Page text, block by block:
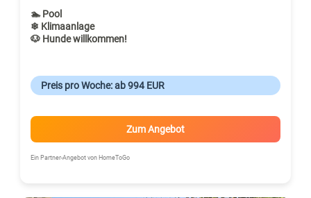
🏊 Pool
❄ Klimaanlage
🐶 Hunde willkommen!
Preis pro Woche: ab 994 EUR
Zum Angebot
Ein Partner-Angebot von HomeToGo